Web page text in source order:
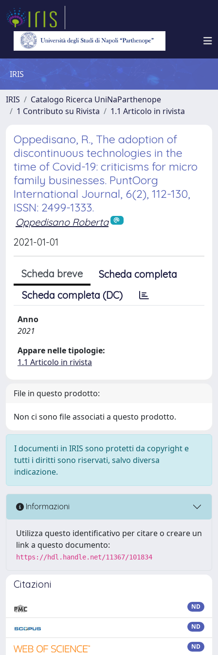
IRIS
IRIS
Catalogo Ricerca UniNaParthenope
1 Contributo su Rivista
1.1 Articolo in rivista
Oppedisano, R., The adoption of
discontinuous technologies in the
time of Covid-19: criticisms for micro
family businesses. PuntOorg
International Journal, 6(2), 112-130,
ISSN: 2499-1333.
Oppedisano Roberta
2021-01-01
Scheda breve
Scheda completa
Scheda completa (DC)
Anno
2021
Appare nelle tipologie:
1.1 Articolo in rivista
File in questo prodotto:
Non ci sono file associati a questo prodotto.
I documenti in IRIS sono protetti da copyright e
tutti i diritti sono riservati, salvo diversa
indicazione.
Informazioni
Utilizza questo identificativo per citare o creare un
link a questo documento:
https://hdl.handle.net/11367/101834
Citazioni
ND
ND
ND